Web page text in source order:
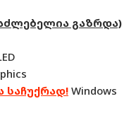
გაზრდა)
საჩუქრად! Windows